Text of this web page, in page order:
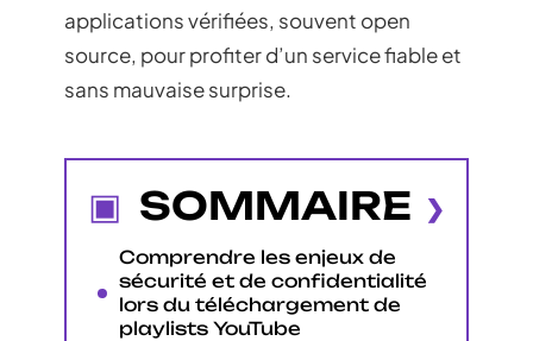
applications vérifiées, souvent open
source, pour profiter d’un service fiable et
sans mauvaise surprise.
SOMMAIRE
Comprendre les enjeux de
sécurité et de confidentialité
lors du téléchargement de
playlists YouTube